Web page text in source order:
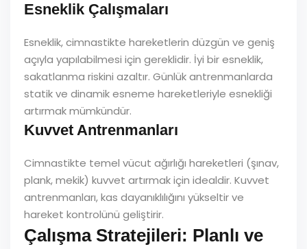
Esneklik Çalışmaları
Esneklik, cimnastikte hareketlerin düzgün ve geniş
açıyla yapılabilmesi için gereklidir. İyi bir esneklik,
sakatlanma riskini azaltır. Günlük antrenmanlarda
statik ve dinamik esneme hareketleriyle esnekliği
artırmak mümkündür.
Kuvvet Antrenmanları
Cimnastikte temel vücut ağırlığı hareketleri (şınav,
plank, mekik) kuvvet artırmak için idealdir. Kuvvet
antrenmanları, kas dayanıklılığını yükseltir ve
hareket kontrolünü geliştirir.
Çalışma Stratejileri: Planlı ve